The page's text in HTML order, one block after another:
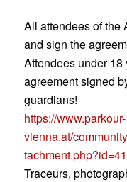
All attendees of the
and sign the
Attendees under
agreement signed
guardians!
https://www.parkour-
vienna.at/
Traceurs,